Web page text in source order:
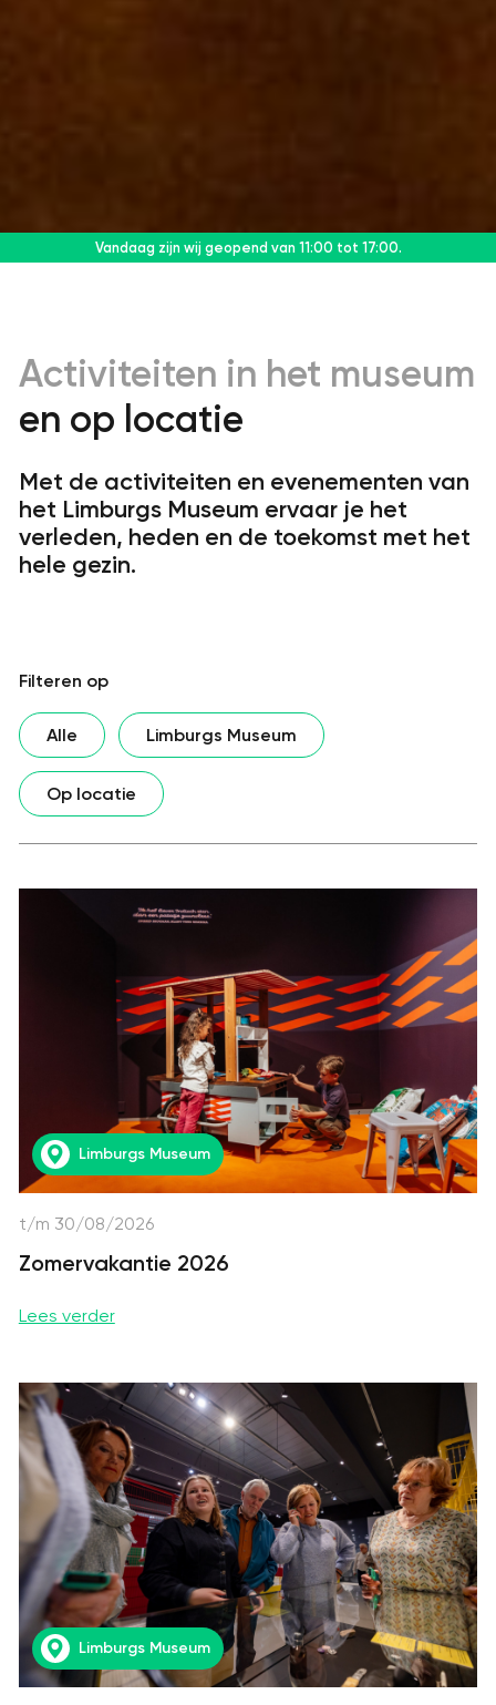
Vandaag zijn wij geopend van 11:00 tot 17:00.
Activiteiten in het museum
en op locatie
Met de activiteiten en evenementen van
het Limburgs Museum ervaar je het
verleden, heden en de toekomst met het
hele gezin.
Filteren op
Alle Limburgs Museum
Op locatie
Limburgs Museum
t/m 30/08/2026
Zomervakantie 2026
Lees verder
Limburgs Museum